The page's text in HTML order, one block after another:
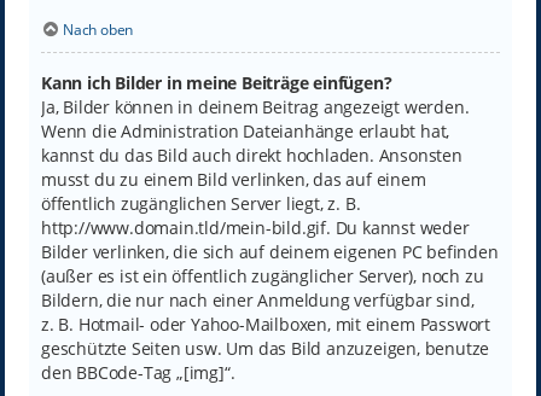
Nach oben
Kann ich Bilder in meine Beiträge einfügen?
Ja, Bilder können in deinem Beitrag angezeigt werden.
Wenn die Administration Dateianhänge erlaubt hat,
kannst du das Bild auch direkt hochladen. Ansonsten
musst du zu einem Bild verlinken, das auf einem
öffentlich zugänglichen Server liegt, z. B.
http://www.domain.tld/mein-bild.gif. Du kannst weder
Bilder verlinken, die sich auf deinem eigenen PC befinden
(außer es ist ein öffentlich zugänglicher Server), noch zu
Bildern, die nur nach einer Anmeldung verfügbar sind,
z. B. Hotmail- oder Yahoo-Mailboxen, mit einem Passwort
geschützte Seiten usw. Um das Bild anzuzeigen, benutze
den BBCode-Tag „[img]“.